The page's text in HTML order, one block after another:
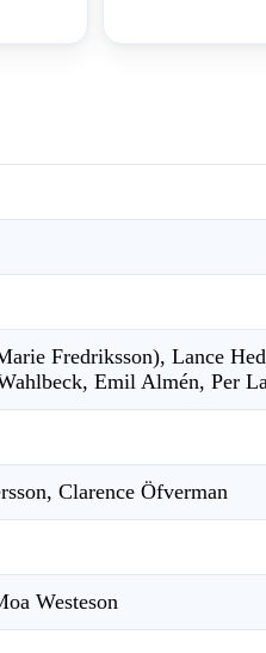
Fredriksson), Lance
Emil Almén, Per
Clarence Öfverman
Westeson